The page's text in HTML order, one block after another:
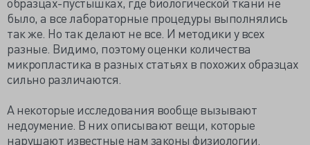
было, а все лабораторные процедуры выполнялись
так же. Но так делают не все. И методики у всех
разные. Видимо, поэтому оценки количества
микропластика в разных статьях в похожих образцах
сильно различаются.
А некоторые исследования вообще вызывают
недоумение. В них описывают вещи, которые
нарушают известные нам законы физиологии.